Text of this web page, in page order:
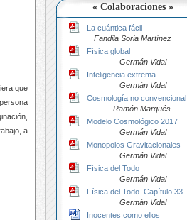
« Colaboraciones »
La cuántica fácil
Fandila Soria Martínez
Física global
Germán Vidal
Inteligencia extrema
Germán Vidal
Cosmología no convencional
Ramón Marqués
Modelo Cosmológico 2017
Germán Vidal
Monopolos Gravitacionales
Germán Vidal
Física del Todo
Germán Vidal
Física del Todo. Capítulo 33
Germán Vidal
Inocentes como ellos
que
a